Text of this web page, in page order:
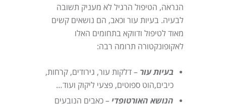
הנראה, הטיפול הרגיל לא מעניק תשובה
לבעיה. בעיות עור וכאב, הם נושאים קשים
מאוד לטיפול ודווקא בתחומים האלו
לאקופונקטורה תרומה רבה:
בעיות עור – דלקות עור, גירודים, קרחות,
כיבים,הוט ספוטים, פצעי ליקוק ועוד…
הנושא האורטופדי – כאבים הנובעים